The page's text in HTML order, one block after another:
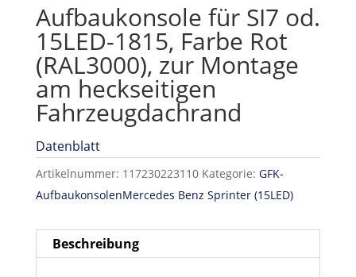
Aufbaukonsole für SI7 od.
15LED-1815, Farbe Rot
(RAL3000), zur Montage
am heckseitigen
Fahrzeugdachrand
Datenblatt
Artikelnummer: 117230223110 Kategorie: GFK-
AufbaukonsolenMercedes Benz Sprinter (15LED)
Beschreibung